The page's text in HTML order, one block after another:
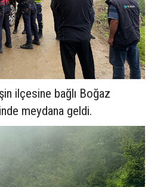
ilçesine bağlı Boğaz
meydana geldi.